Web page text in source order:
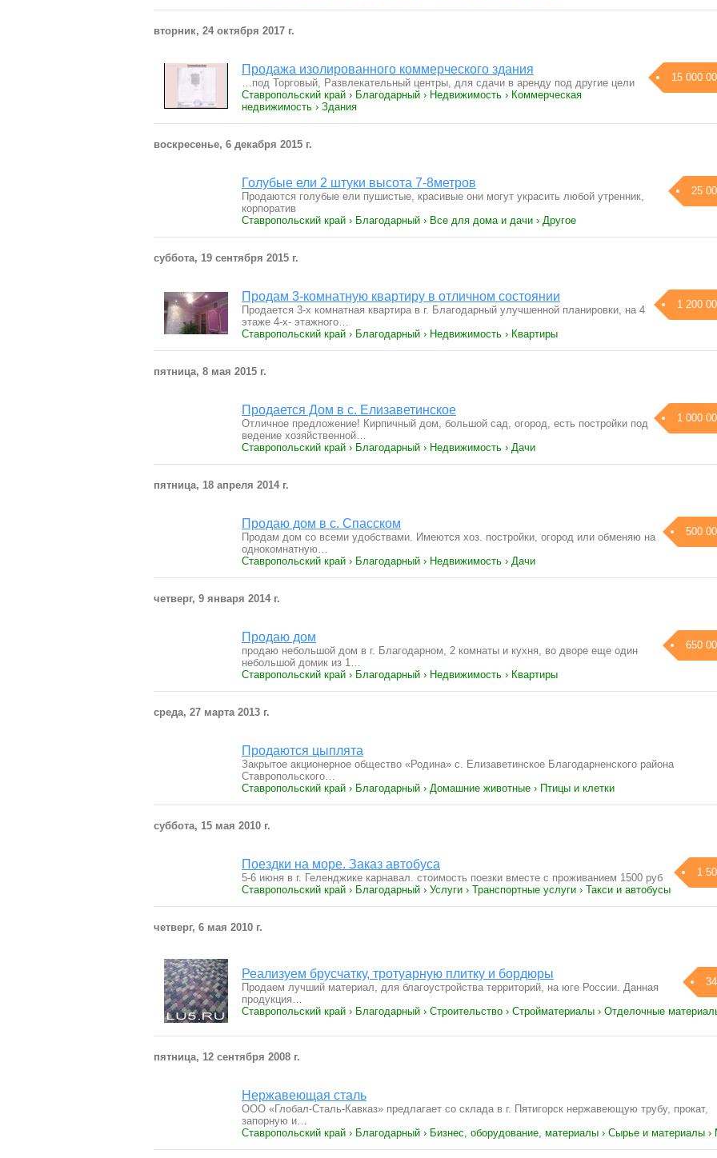
вторник, 24 октября 2017 г.
Продажа изолированного коммерческого здания
15 000
…под Торговый, Развлекательный центры, для сдачи в аренду под другие цели
Ставропольский край › Благодарный › Недвижимость › Коммерческая
недвижимость › Здания
воскресенье, 6 декабря 2015 г.
Голубые ели 2 штуки высота 7-8метров
25
Продаются голубые ели пушистые, красивые они могут украсить любой утренник,
корпоратив
Ставропольский край › Благодарный › Все для дома и дачи › Другое
суббота, 19 сентября 2015 г.
Продам 3-комнатную квартиру в отличном состоянии
1 200
Продается 3-х комнатная квартира в г. Благодарный улучшенной планировки, на 4
этаже 4-х- этажного…
Ставропольский край › Благодарный › Недвижимость › Квартиры
пятница, 8 мая 2015 г.
Продается Дом в с. Елизаветинское
1 000
Отличное предложение! Кирпичный дом, большой сад, огород, есть постройки под
ведение хозяйственной…
Ставропольский край › Благодарный › Недвижимость › Дачи
пятница, 18 апреля 2014 г.
Продаю дом в с. Спасском
500
Продам дом со всеми удобствами. Имеются хоз. постройки, огород или обменяю на
однокомнатную…
Ставропольский край › Благодарный › Недвижимость › Дачи
четверг, 9 января 2014 г.
Продаю дом
650
продаю небольшой дом в г. Благодарном, 2 комнаты и кухня, во дворе еще один
небольшой домик из 1…
Ставропольский край › Благодарный › Недвижимость › Квартиры
среда, 27 марта 2013 г.
Продаются цыплята
Закрытое акционерное общество «Родина» с. Елизаветинское Благодарненского района
Ставропольского…
Ставропольский край › Благодарный › Домашние животные › Птицы и клетки
суббота, 15 мая 2010 г.
Поездки на море. Заказ автобуса
1
5-6 июня в г. Геленджике карнавал. стоимость поезки вместе с проживанием 1500 руб
Ставропольский край › Благодарный › Услуги › Транспортные услуги › Такси и автобусы
четверг, 6 мая 2010 г.
Реализуем брусчатку, тротуарную плитку и бордюры
Продаем лучший материал, для благоустройства территорий, на юге России. Данная
продукция…
Ставропольский край › Благодарный › Строительство › Стройматериалы › Отделочные
пятница, 12 сентября 2008 г.
Нержавеющая сталь
ООО «Глобал-Сталь-Кавказ» предлагает со склада в г. Пятигорск нержавеющую трубу, прокат,
запорную и…
Ставропольский край › Благодарный › Бизнес, оборудование, материалы › Сырье и материалы ›